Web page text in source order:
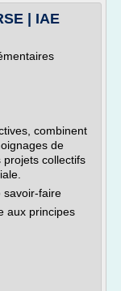
| IAE
combinent
de
projets collectifs
savoir-faire
aux principes